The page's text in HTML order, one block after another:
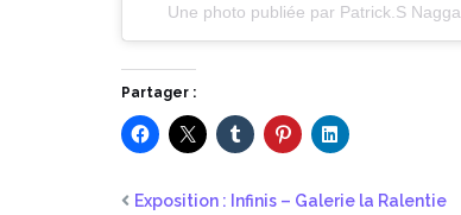
Une photo publiée par Patrick.S
Partager :
Exposition : Infinis – Galerie la Ralentie